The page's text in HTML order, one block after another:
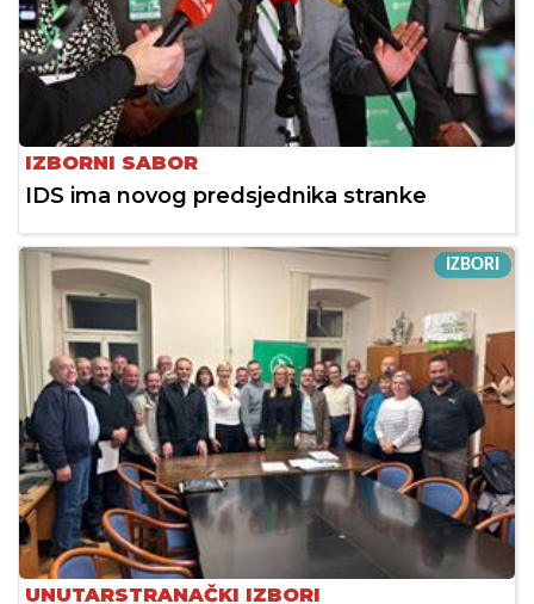
IZBORNI SABOR
IDS ima novog predsjednika stranke
IZBORI
UNUTARSTRANAČKI IZBORI